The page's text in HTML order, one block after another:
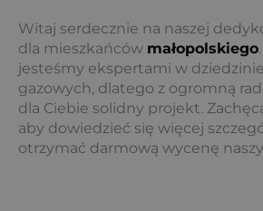
Witaj serdecznie na naszej
dla mieszkańców małopolskiego
jesteśmy ekspertami w
gazowych, dlatego z ogromną
dla Ciebie solidny projekt.
aby dowiedzieć się więcej
otrzymać darmową wycenę